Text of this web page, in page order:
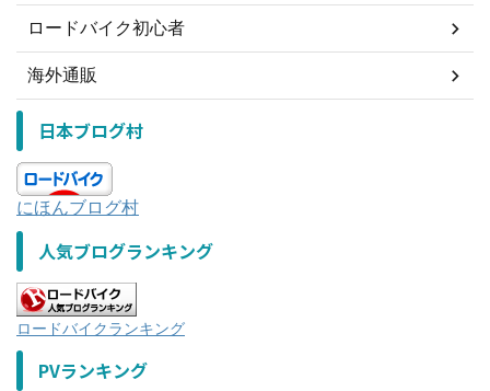
ロードバイク初心者
海外通販
日本ブログ村
にほんブログ村
人気ブログランキング
ロードバイクランキング
PVランキング